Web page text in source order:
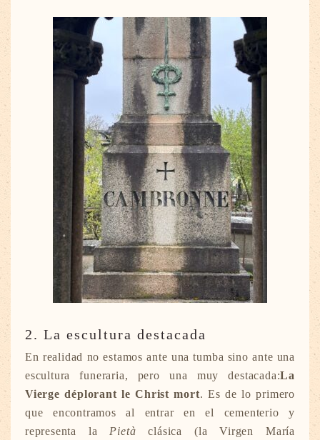
2. La escultura destacada
En realidad no estamos ante una tumba sino ante una
escultura funeraria, pero una muy destacada:La
Vierge déplorant le Christ mort. Es de lo primero
que encontramos al entrar en el cementerio y
representa la Pietà clásica (la Virgen María